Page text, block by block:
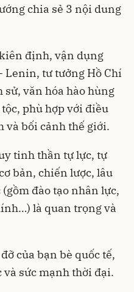
chia sẻ 3 nội dung
định, vận dụng
Lenin, tư tưởng Hồ Chí
văn hóa hào hùng
phù hợp với điều
và bối cảnh thế giới.
tinh thần tự lực, tự
bản, chiến lược, lâu
đào tạo nhân lực,
là quan trọng và
của bạn bè quốc tế,
sức mạnh thời đại.